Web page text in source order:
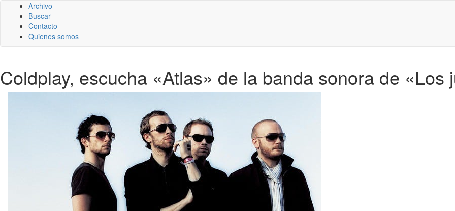
Archivo
Buscar
Contacto
Quienes somos
Coldplay, escucha «Atlas» de la banda sonora de «Los